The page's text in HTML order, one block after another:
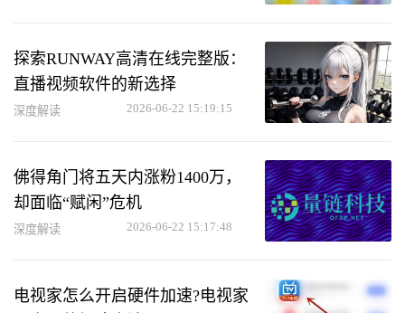
探索RUNWAY高清在线完整版：
直播视频软件的新选择
深度解读 2026-06-22 15:19:15
佛得角门将五天内涨粉1400万，
却面临“赋闲”危机
深度解读 2026-06-22 15:17:48
电视家怎么开启硬件加速?电视家